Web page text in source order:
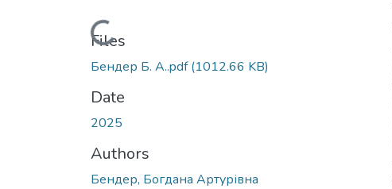
Loading...
Files
Бендер Б. А..pdf(1012.66 KB)
Date
2025
Authors
Бендер, Богдана Артурівна